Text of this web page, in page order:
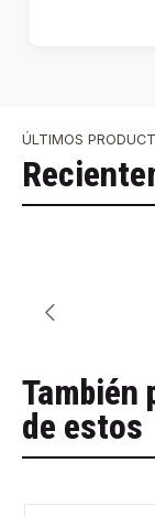
ÚLTIMOS
También
de estos